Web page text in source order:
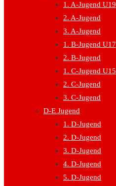
1. A-Jugend U19
2. A-Jugend
3. A-Jugend
1. B-Jugend U17
2. B-Jugend
1. C-Jugend U15
2. C-Jugend
3. C-Jugend
D-E Jugend
1. D-Jugend
2. D-Jugend
3. D-Jugend
4. D-Jugend
5. D-Jugend